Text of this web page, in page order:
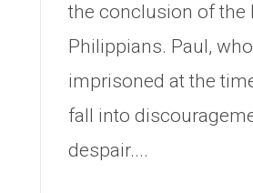
the conclusion of the
Philippians. Paul,
imprisoned at the
fall into
despair....